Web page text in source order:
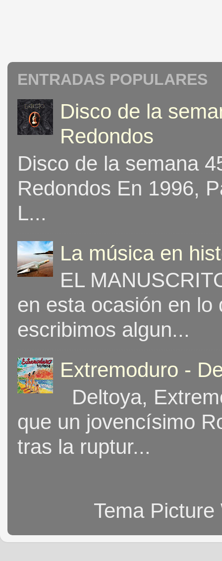
ENTRADAS POPULARES
Disco de la
Redondos
Disco de la semana
Redondos En 1996,
L...
La música en
EL
en esta ocasión en
escribimos algun...
Extremoduro -
Deltoya,
que un jovencísimo
tras la ruptur...
Tema